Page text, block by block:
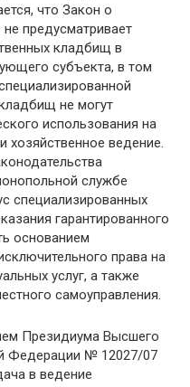
что Закон о
предусматривает
кладбищ в
субъекта, в том
не могут
использования на
хозяйственное ведение.
службе
специализированных
гарантированного
основанием
права на
услуг, а также
самоуправления.
Президиума Высшего
Федерации № 12027/07
в ведение